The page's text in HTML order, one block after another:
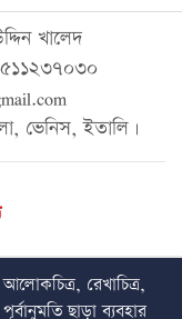
খালেদ
ভেনিস, ইতালি।
রেখাচিত্র,
ছাড়া ব্যবহার